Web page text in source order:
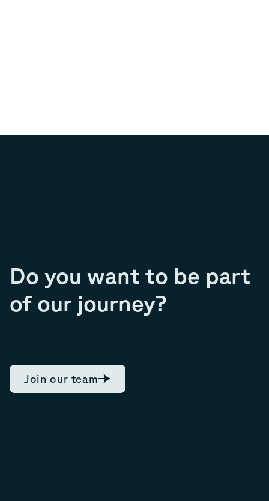
Do you want to be part
of our journey?
Join our team